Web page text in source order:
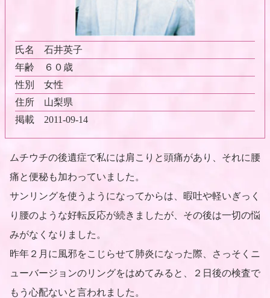
氏名
石井英子
年齢
６０歳
性別
女性
住所
山梨県
掲載
2011-09-14
ムチウチの後遺症で私には肩こりと頭痛があり、それに腰
痛と便秘も加わっていました。
サンリングを使うようになってからは、暇吐や軽いぎっく
り腰のような好転反応が続きましたが、その後は一切の悩
みがなくなりました。
昨年２月に風邪をこじらせて肺炎になった際、さっそくニ
ューバージョンのリングをはめてみると、２日後の検査で
もう心配ないと言われました。